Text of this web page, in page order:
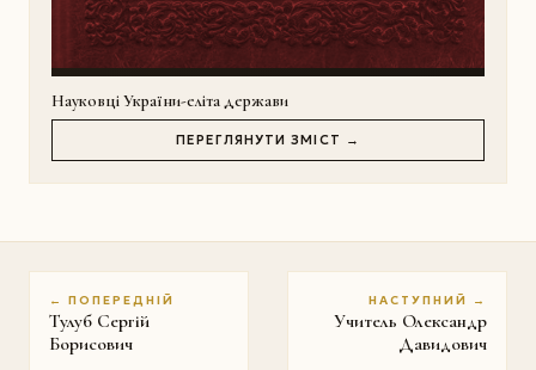
Науковці України-еліта держави
ПЕРЕГЛЯНУТИ ЗМІСТ →
← ПОПЕРЕДНІЙ
Тулуб Сергій
Борисович
НАСТУПНИЙ →
Учитель Олександр
Давидович